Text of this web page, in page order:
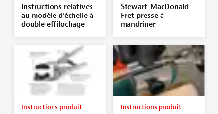
Instructions relatives
au modèle d’échelle à
double effilochage
Stewart-MacDonald
Fret presse à
mandriner
Instructions produit Instructions produit